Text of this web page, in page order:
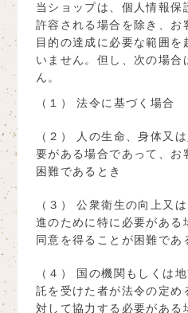
当ショップは、個人情報保
許容される場合を除き、お
目的の達成に必要な範囲を
いません。但し、次の場
ん。
（１） 法令に基づく場合
（２） 人の生命、身体又
要がある場合であって、お
困難であるとき
（３） 公衆衛生の向上又
進のために特に必要がある
同意を得ることが困難であ
（４） 国の機関もしくは
託を受けた者が法令の定め
対して協力する必要がある